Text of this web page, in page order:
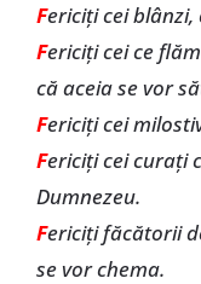
Fericiţi cei
Fericiţi cei ce
că aceia se vor
Fericiţi cei
Fericiţi cei curaţi
Dumnezeu.
Fericiţi făcătorii
se vor chema.